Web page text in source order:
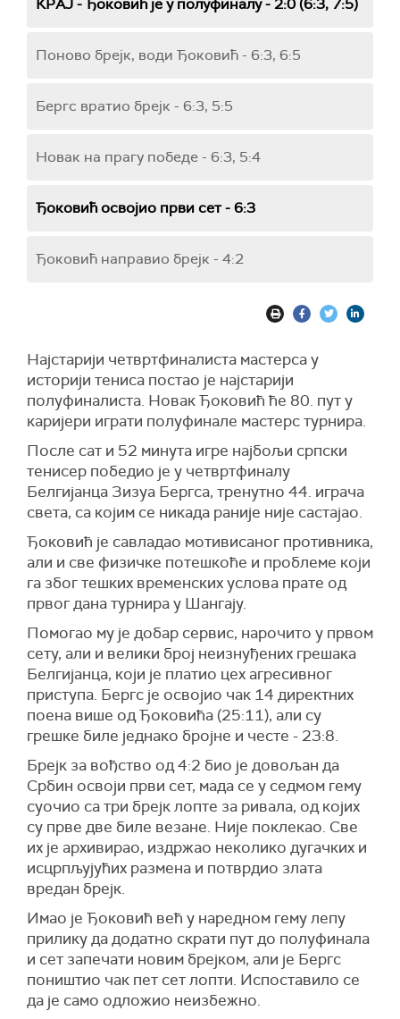
КРАЈ - Ђоковић је у полуфиналу - 2:0 (6:3, 7:5)
Поново брејк, води Ђоковић - 6:3, 6:5
Бергс вратио брејк - 6:3, 5:5
Новак на прагу победе - 6:3, 5:4
Ђоковић освојио први сет - 6:3
Ђоковић направио брејк - 4:2
Најстарији четвртфиналиста мастерса у
историји тениса постао је најстарији
полуфиналиста. Новак Ђоковић ће 80. пут у
каријери играти полуфинале мастерс турнира.
После сат и 52 минута игре најбољи српски
тенисер победио је у четвртфиналу
Белгијанца Зизуа Бергса, тренутно 44. играча
света, са којим се никада раније није састајао.
Ђоковић је савладао мотивисаног противника,
али и све физичке потешкоће и проблеме који
га због тешких временских услова прате од
првог дана турнира у Шангају.
Помогао му је добар сервис, нарочито у првом
сету, али и велики број неизнуђених грешака
Белгијанца, који је платио цех агресивног
приступа. Бергс је освојио чак 14 директних
поена више од Ђоковића (25:11), али су
грешке биле једнако бројне и честе - 23:8.
Брејк за вођство од 4:2 био је довољан да
Србин освоји први сет, мада се у седмом гему
суочио са три брејк лопте за ривала, од којих
су прве две биле везане. Није поклекао. Све
их је архивирао, издржао неколико дугачких и
исцрпљујућих размена и потврдио злата
вредан брејк.
Имао је Ђоковић већ у наредном гему лепу
прилику да додатно скрати пут до полуфинала
и сет запечати новим брејком, али је Бергс
поништио чак пет сет лопти. Испоставило се
да је само одложио неизбежно.